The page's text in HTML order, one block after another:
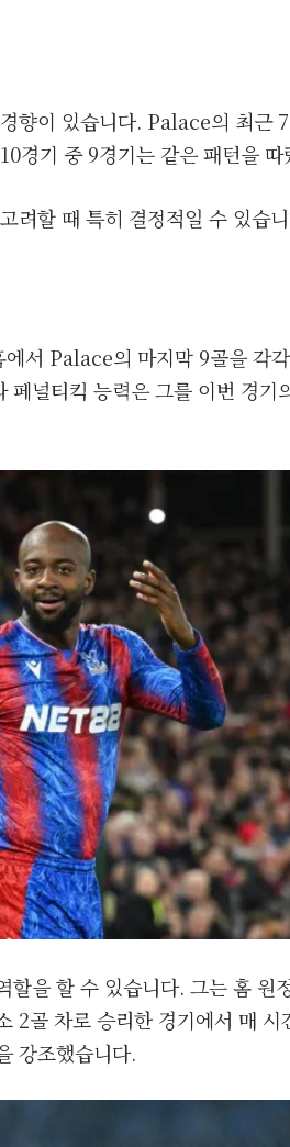
향이 있습니다. Palace의 최근
기 중 9경기는 같은 패턴을 따
려할 때 특히 결정적일 수 있습
Palace의 마지막 9골을 각각
페널티킥 능력은 그를 이번 경기
할을 할 수 있습니다. 그는 홈 원
2골 차로 승리한 경기에서 매
강조했습니다.